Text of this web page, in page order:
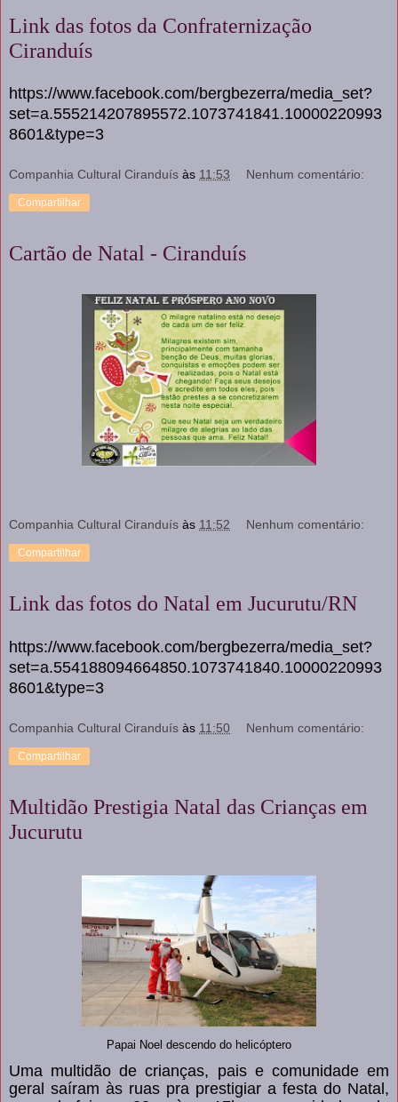
Link das fotos da Confraternização
Ciranduís
https://www.facebook.com/bergbezerra/media_set?
set=a.555214207895572.1073741841.10000220993
8601&type=3
Companhia Cultural Ciranduís às 11:53 Nenhum comentário:
Compartilhar
Cartão de Natal - Ciranduís
Companhia Cultural Ciranduís às 11:52 Nenhum comentário:
Compartilhar
Link das fotos do Natal em Jucurutu/RN
https://www.facebook.com/bergbezerra/media_set?
set=a.554188094664850.1073741840.10000220993
8601&type=3
Companhia Cultural Ciranduís às 11:50 Nenhum comentário:
Compartilhar
Multidão Prestigia Natal das Crianças em
Jucurutu
Papai Noel descendo do helicóptero
Uma multidão de crianças, pais e comunidade em
geral saíram às ruas pra prestigiar a festa do Natal,